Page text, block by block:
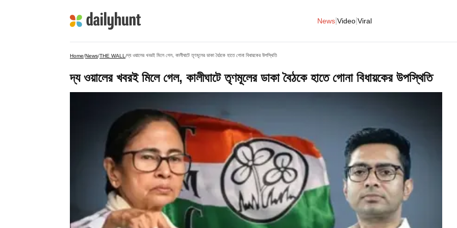
News Video Viral
Home/News/THE WALL /দ্য ওয়ালের খবরই মিলে গেল, কালীঘাটে তৃণমূলের ডাকা বৈঠকে হাতে গোনা বিধায়কের উপস্থিতি
দ্য ওয়ালের খবরই মিলে গেল, কালীঘাটে তৃণমূলের ডাকা বৈঠকে হাতে গোনা বিধায়কের উপস্থিতি